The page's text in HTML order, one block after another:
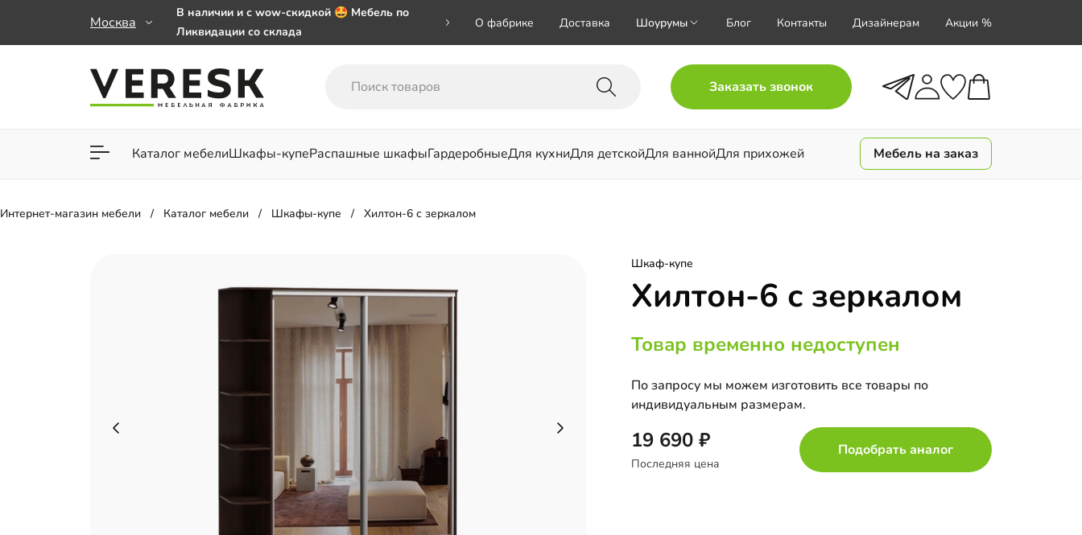
Москва
В наличии и с wow-скидкой 🤩 Мебель по
Ликвидации со склада
заказе от 50 000 ₽
Важно! Наш Whatsapp переехал на номер
О фабрике Доставка Шоурумы Блог Контакты Дизайнерам Акции %
Заказать звонок
Каталог мебелиШкафы-купеРаспашные шкафыГардеробныеДля кухниДля детскойДля ваннойДля прихожей
Для гостиной Для спальни
Мебель на заказ
Интернет-магазин мебели Каталог мебели Шкафы-купе Хилтон-6 с зеркалом
Шкаф-купе
Хилтон-6 с зеркалом
Товар временно недоступен
По запросу мы можем изготовить все товары по
индивидуальным размерам.
19 690
Последняя цена
Подобрать аналог